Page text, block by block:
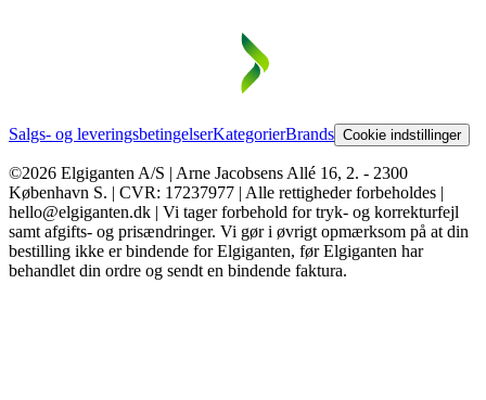
Salgs- og leveringsbetingelserKategorierBrands Cookie indstillinger
©2026 Elgiganten A/S | Arne Jacobsens Allé 16, 2. - 2300
København S. | CVR: 17237977 | Alle rettigheder forbeholdes |
hello@elgiganten.dk | Vi tager forbehold for tryk- og korrekturfejl
samt afgifts- og prisændringer. Vi gør i øvrigt opmærksom på at din
bestilling ikke er bindende for Elgiganten, før Elgiganten har
behandlet din ordre og sendt en bindende faktura.